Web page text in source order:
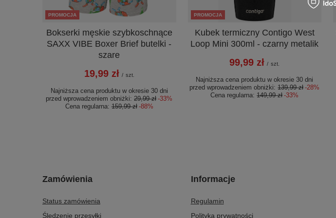
PROMOCJA
Bokserki męskie szybkoschnące
SAXX VIBE Boxer Brief butelki -
szare
19,99 zł / szt.
Najniższa cena produktu w okresie 30 dni
przed wprowadzeniem obniżki:29,99 zł -33%
Cena regularna:159,99 zł -88%
PROMOCJA
Kubek termiczny Contigo West
Loop Mini 300ml - czarny metalik
99,99 zł / szt.
Najniższa cena produktu w okresie 30 dni
przed wprowadzeniem obniżki:139,99 zł -28%
Cena regularna:149,99 zł -33%
Zamówienia
Status zamówienia
Śledzenie przesyłki
Informacje
Regulamin
Polityka prywatności